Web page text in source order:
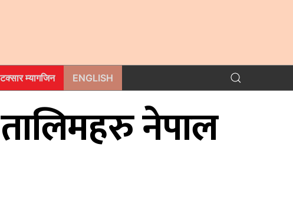
टक्सार म्यागजिन ENGLISH
तालिमहरु नेपाल